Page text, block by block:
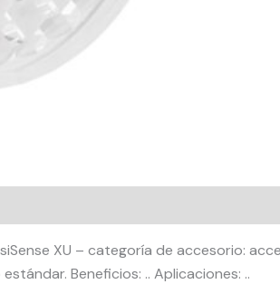
XU – categoría de accesorio:
Beneficios: .. Aplicaciones: ..